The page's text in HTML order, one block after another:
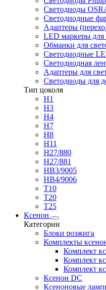
Светодиоды
Светодиодные
Адаптеры
LED маркеры
Обманки для
Светодиодные
Светодиодная
Адаптеры для
Светодиоды для
Тип цоколя
H1
H3
H4
H7
H8
H11
H27/880
H27/881
HB3/9005
HB4/9006
T10
T20
T25
Ксенон
Категории
Блоки розжига
Комплекты
Комплект
Комплект
Комплект
Ксенон DC
Ксеноновые